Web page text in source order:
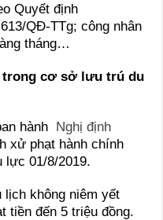
Quyết định
QĐ-TTg; công nhân
tháng…
trong cơ sở lưu trú du
hành Nghị định
xử phạt hành chính
lực 01/8/2019.
không niêm yết
tiền đến 5 triệu đồng.